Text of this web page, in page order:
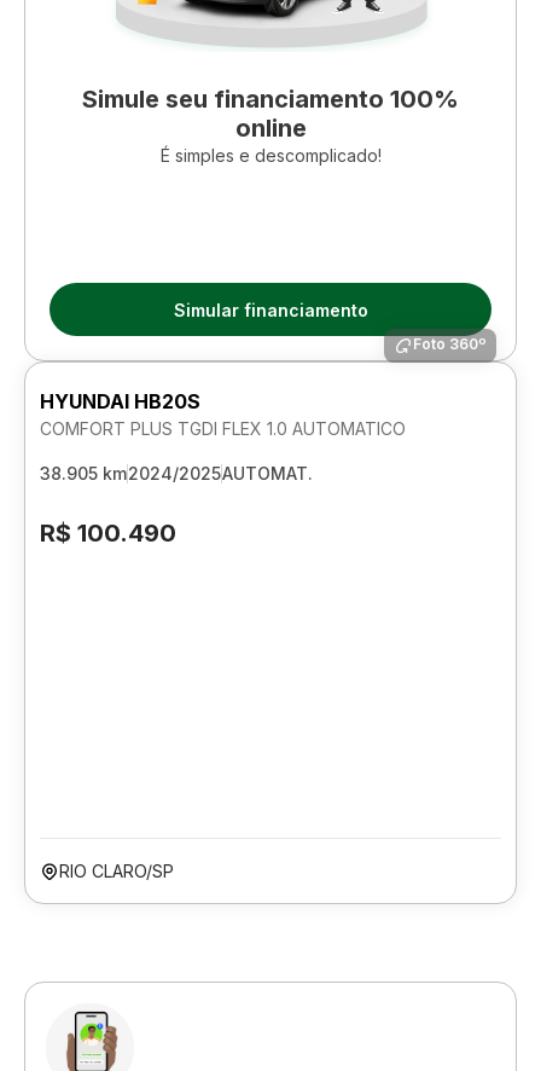
Simule seu financiamento 100%
online
É simples e descomplicado!
Simular financiamento
Foto 360º
HYUNDAI HB20S
COMFORT PLUS TGDI FLEX 1.0 AUTOMATICO
38.905 km2024/2025AUTOMAT.
R$ 100.490
RIO CLARO/SP